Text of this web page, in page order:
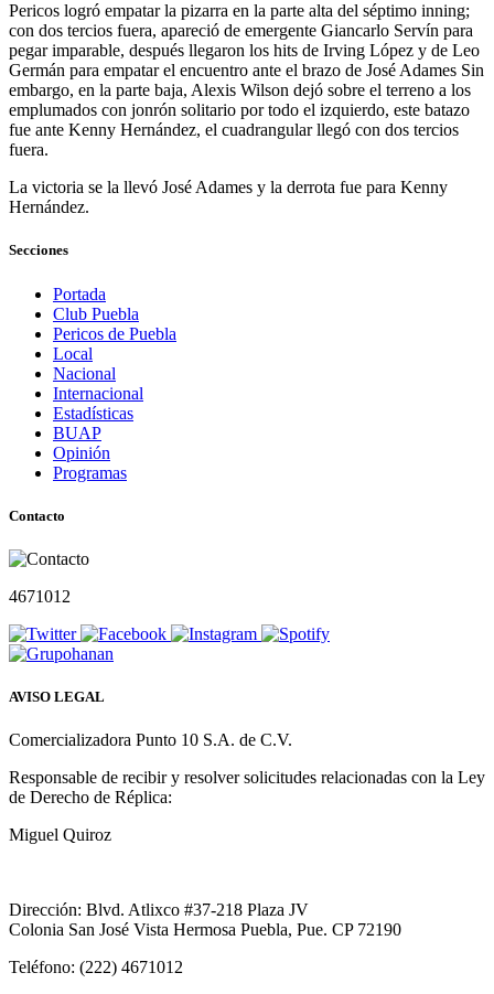
Pericos logró empatar la pizarra en la parte alta del séptimo inning;
con dos tercios fuera, apareció de emergente Giancarlo Servín para
pegar imparable, después llegaron los hits de Irving López y de Leo
Germán para empatar el encuentro ante el brazo de José Adames Sin
embargo, en la parte baja, Alexis Wilson dejó sobre el terreno a los
emplumados con jonrón solitario por todo el izquierdo, este batazo
fue ante Kenny Hernández, el cuadrangular llegó con dos tercios
fuera.
La victoria se la llevó José Adames y la derrota fue para Kenny
Hernández.
Secciones
Portada
Club Puebla
Pericos de Puebla
Local
Nacional
Internacional
Estadísticas
BUAP
Opinión
Programas
Contacto
4671012
AVISO LEGAL
Comercializadora Punto 10 S.A. de C.V.
Responsable de recibir y resolver solicitudes relacionadas con la Ley
de Derecho de Réplica:
Miguel Quiroz
Dirección: Blvd. Atlixco #37-218 Plaza JV
Colonia San José Vista Hermosa Puebla, Pue. CP 72190
Teléfono: (222) 4671012